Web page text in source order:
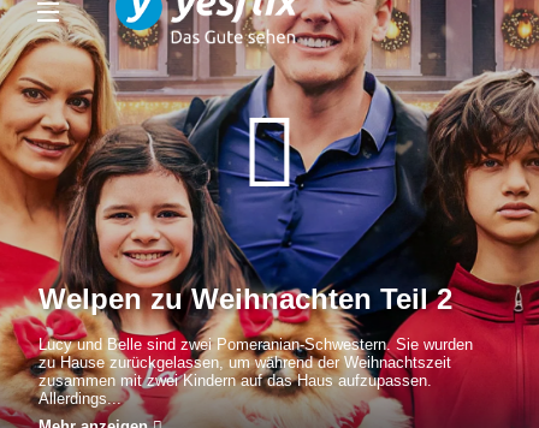
Welpen zu Weihnachten Teil 2
Lucy und Belle sind zwei Pomeranian-Schwestern. Sie wurden
zu Hause zurückgelassen, um während der Weihnachtszeit
zusammen mit zwei Kindern auf das Haus aufzupassen.
Allerdings...